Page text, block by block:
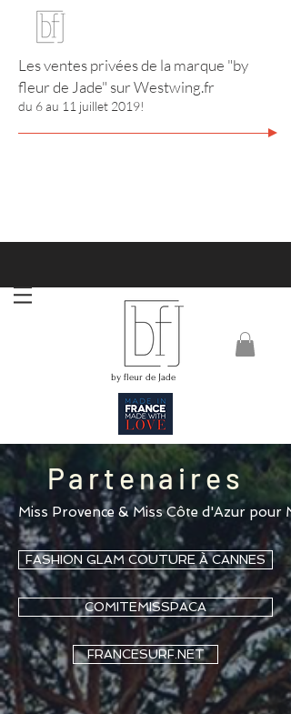
Les ventes privées de la marque "by
fleur de Jade" surWestwing.fr
du 6 au 11 juillet 2019!
by fleur de Jade
Partenaires
Miss Provence & Miss Côte d'Azur pour
FASHION GLAM COUTURE À CANNES
COMITEMISSPACA
FRANCESURF.NET